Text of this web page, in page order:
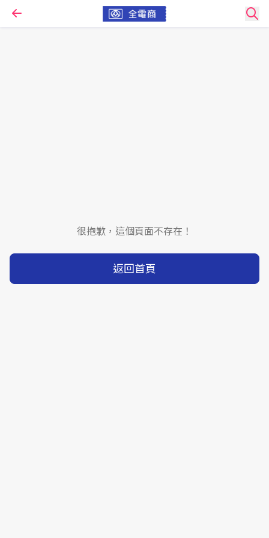
很抱歉，這個頁面不存在！
返回首頁